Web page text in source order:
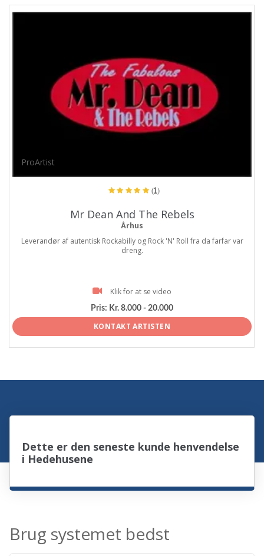
ProArtist
(1)
Mr Dean And The Rebels
Århus
Leverandør af autentisk Rockabilly og Rock 'N' Roll fra da farfar var
dreng.
Klik for at se video
Pris: Kr. 8.000 - 20.000
KONTAKT ARTISTEN
Dette er den seneste kunde henvendelse
i Hedehusene
Brug systemet bedst